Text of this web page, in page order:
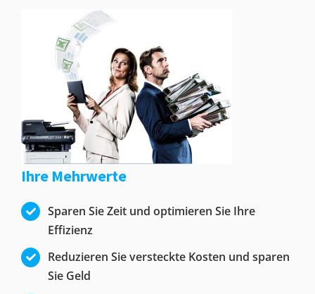
Ihre Mehrwerte
Sparen Sie Zeit und optimieren Sie Ihre
Effizienz
Reduzieren Sie versteckte Kosten und sparen
Sie Geld